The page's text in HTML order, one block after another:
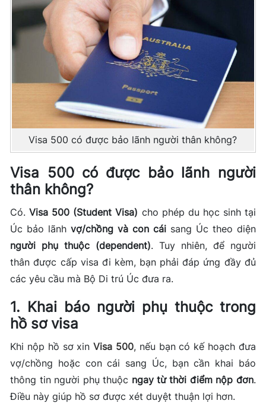
Visa 500 có được bảo lãnh người thân không?
Visa 500 có được bảo lãnh người
thân không?
Có.Visa 500 (Student Visa) cho phép du học sinh tại
Úc bảo lãnhvợ/chồng và con cáisang Úc theo diện
người phụ thuộc (dependent). Tuy nhiên, để người
thân được cấp visa đi kèm, bạn phải đáp ứng đầy đủ
các yêu cầu mà Bộ Di trú Úc đưa ra.
1. Khai báo người phụ thuộc trong
hồ sơ visa
Khi nộp hồ sơ xinVisa 500, nếu bạn có kế hoạch đưa
vợ/chồng hoặc con cái sang Úc, bạn cần khai báo
thông tin người phụ thuộc ngay từ thời điểm nộp đơn.
Điều này giúp hồ sơ được xét duyệt thuận lợi hơn.